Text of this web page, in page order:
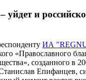
уйдет и
ИА
«Православного
созданного в
Епифанцев,